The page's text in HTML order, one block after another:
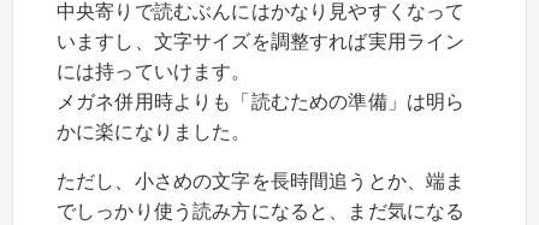
中央寄りで読むぶんにはかなり見やすくなって
いますし、文字サイズを調整すれば実用ライン
には持っていけます。
メガネ併用時よりも「読むための準備」は明ら
かに楽になりました。
ただし、小さめの文字を長時間追うとか、端ま
でしっかり使う読み方になると、まだ気になる